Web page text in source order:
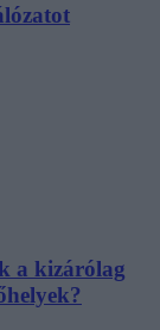
a kizárólag